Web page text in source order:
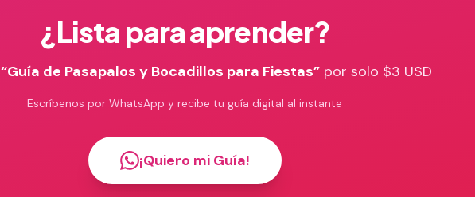
¿Lista para aprender?
“Guía de Pasapalos y Bocadillos para Fiestas” por solo $3 USD
Escríbenos por WhatsApp y recibe tu guía digital al instante
¡Quiero mi Guía!